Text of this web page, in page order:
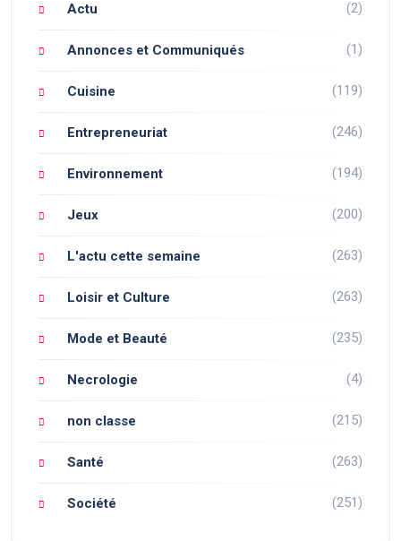
Actu (2)
Annonces et Communiqués (1)
Cuisine (119)
Entrepreneuriat (246)
Environnement (194)
Jeux (200)
L'actu cette semaine (263)
Loisir et Culture (263)
Mode et Beauté (235)
Necrologie (4)
non classe (215)
Santé (263)
Société (251)